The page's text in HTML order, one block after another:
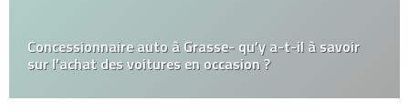
Concessionnaire auto à Grasse- qu’y a-t-il à savoir
sur l’achat des voitures en occasion ?